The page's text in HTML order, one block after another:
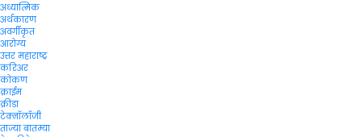
अध्यात्मिक
अर्थकारण
अवर्गीकृत
आरोग्य
उत्तर महाराष्ट्र
करिअर
कोकण
क्राईम
क्रीडा
टेक्नॉलॉजी
ताज्या बातम्या